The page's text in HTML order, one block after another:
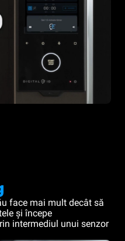
face mai mult decât să
și începe
intermediul unui senzor